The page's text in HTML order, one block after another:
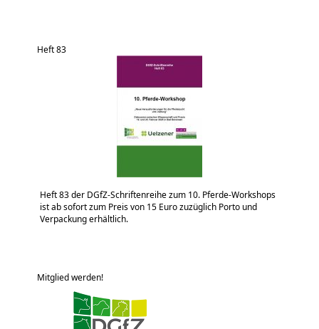
Heft 83
Heft 83 der DGfZ-Schriftenreihe zum 10. Pferde-Workshops
ist ab sofort zum Preis von 15 Euro zuzüglich Porto und
Verpackung erhältlich.
Mitglied werden!